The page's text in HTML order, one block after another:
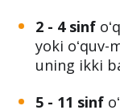
2 - 4 sinf
yoki
uning ikki
5 - 11 sinf